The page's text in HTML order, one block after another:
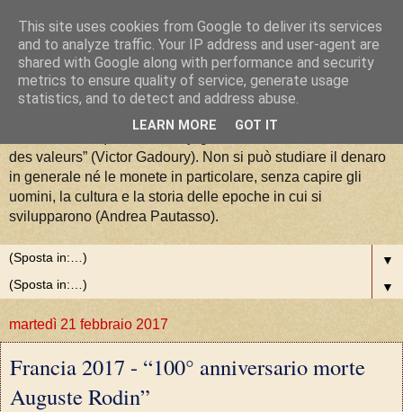
La Moneta tra Arte, Storia e
Valori
des valeurs” (Victor Gadoury). Non si può studiare il denaro
in generale né le monete in particolare, senza capire gli
uomini, la cultura e la storia delle epoche in cui si
svilupparono (Andrea Pautasso).
▼
▼
martedì 21 febbraio 2017
Francia 2017 - “100° anniversario morte
Auguste Rodin”
This site uses cookies from Google to deliver its services
and to analyze traffic. Your IP address and user-agent are
shared with Google along with performance and security
metrics to ensure quality of service, generate usage
statistics, and to detect and address abuse.
LEARN MORE GOT IT